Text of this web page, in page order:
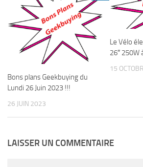
Bons plans Geekbuying du
Lundi 26 Juin 2023 !!!
26 JUIN 2023
Le Vélo
26″ 250W
15
LAISSER UN COMMENTAIRE